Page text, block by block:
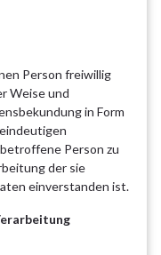
Person freiwillig
Weise und
in Form
Person zu
der sie
einverstanden ist.